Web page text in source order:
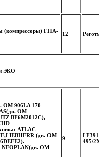
(компрессоры) ГПА-
12
ЭКО
OM 906LA 170
OM
BF6M2012C),
ATLAC
(дв. OM
NEOPLAN(дв. OM
9
495/